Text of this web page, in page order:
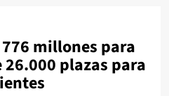
millones para
plazas para